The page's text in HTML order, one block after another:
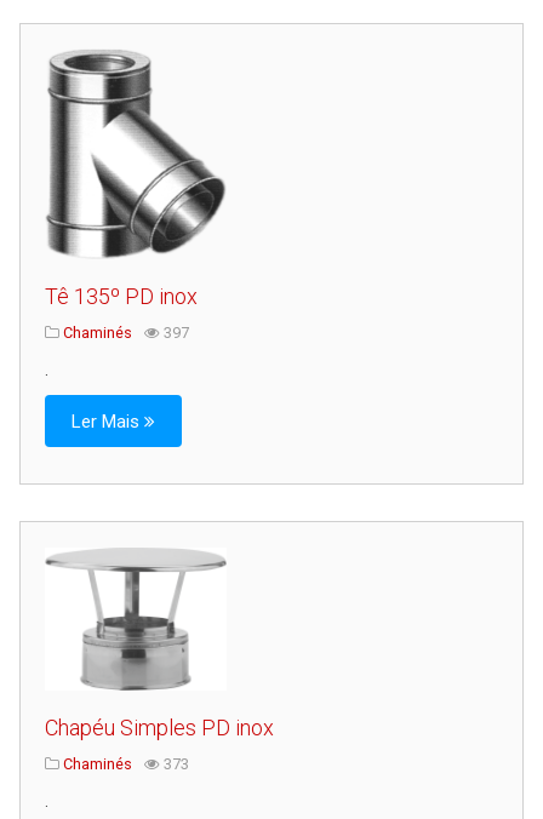
Tê 135º PD inox
Chaminés 397
Ler Mais
Chapéu Simples PD inox
Chaminés 373